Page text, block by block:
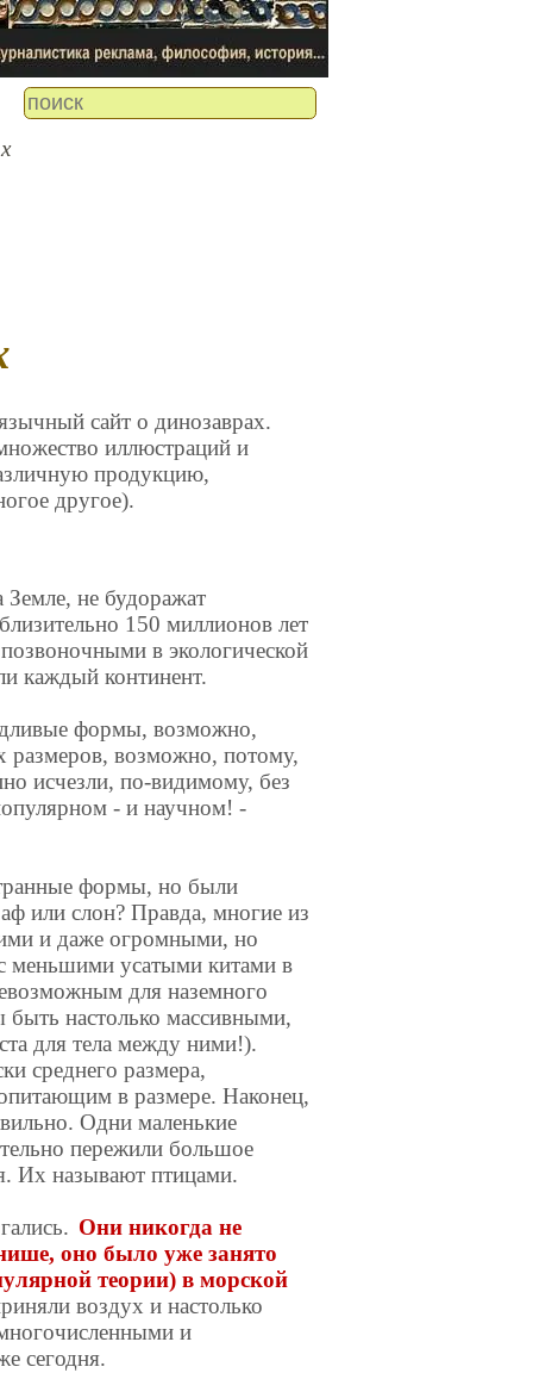
сайт о динозаврах.
иллюстраций и
продукцию,
другое).
не будоражат
150 миллионов лет
в экологической
каждый континент.
формы, возможно,
размеров, возможно, потому,
исчезли, по-видимому, без
- и научном! -
формы, но были
или слон? Правда, многие из
и даже огромными, но
меньшими усатыми китами в
для наземного
настолько массивными,
для тела между ними!).
среднего размера,
в размере. Наконец,
Одни маленькие
пережили большое
Их называют птицами.
Они никогда не
оно было уже занято
теории) в морской
воздух и настолько
и
сегодня.